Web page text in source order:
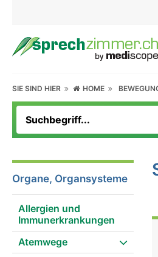
SIE SIND HIER HOME
Organe, Organsysteme
Allergien und
Immunerkrankungen
Atemwege